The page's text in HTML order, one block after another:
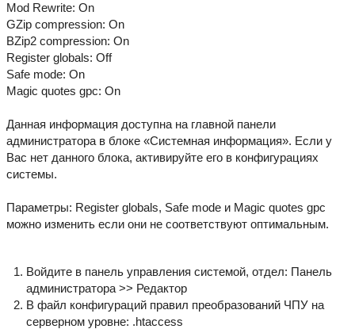
Mod Rewrite: On
GZip compression: On
BZip2 compression: On
Register globals: Off
Safe mode: On
Magic quotes gpc: On
Данная информация доступна на главной панели
администратора в блоке «Системная информация». Если у
Вас нет данного блока, активируйте его в конфигурациях
системы.
Параметры: Register globals, Safe mode и Magic quotes gpc
можно изменить если они не соответствуют оптимальным.
Войдите в панель управления системой, отдел: Панель
администратора >> Редактор
В файл конфигураций правил преобразований ЧПУ на
серверном уровне: .htaccess